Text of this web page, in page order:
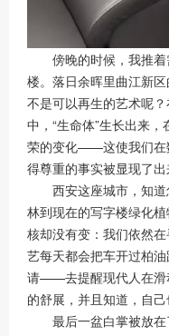
傍晚的时候，我推
楼。落日余晖里曲江新
不是可以再生的艺术呢
中，“生命体”生长出来
荣的变化——这使我们在
得尊重的事实被显现了出
西安这座城市，知
林到现在的写字楼绿化
核却没有变：我们依然
艺每天都会把车开过柏
请——去提醒现代人在滑
的舒展，并且知道，自己
最后一盆白掌被放